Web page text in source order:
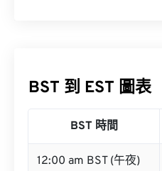
BST 到 EST 圖表
BST 時間
12:00 am BST (午夜)